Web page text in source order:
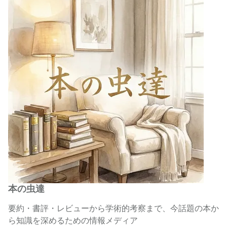
本の虫達
要約・書評・レビューから学術的考察まで、今話題の本か
ら知識を深めるための情報メディア